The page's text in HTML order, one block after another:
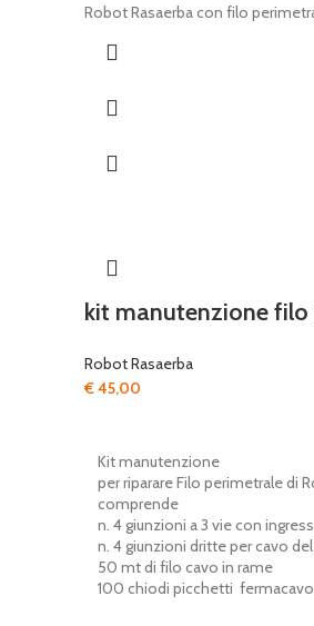
prezzo
prezzo
Robot Rasaerba con filo
kit manutenzione
Robot Rasaerba
€45,00
Kit manutenzione
per riparare Filo perimetrale di
comprende
n. 4 giunzioni a 3 vie con
n. 4 giunzioni dritte per cavo
50 mt di filo cavo in rame
100 chiodi picchetti fermacavo